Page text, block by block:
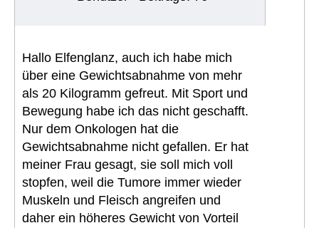
Hallo Elfenglanz, auch ich habe mich
über eine Gewichtsabnahme von mehr
als 20 Kilogramm gefreut. Mit Sport und
Bewegung habe ich das nicht geschafft.
Nur dem Onkologen hat die
Gewichtsabnahme nicht gefallen. Er hat
meiner Frau gesagt, sie soll mich voll
stopfen, weil die Tumore immer wieder
Muskeln und Fleisch angreifen und
daher ein höheres Gewicht von Vorteil